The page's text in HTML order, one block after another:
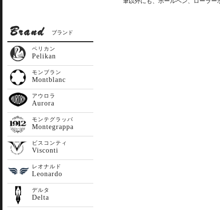
ブランド
ペリカン
Pelikan
モンブラン
Montblanc
アウロラ
Aurora
モンテグラッパ
Montegrappa
ビスコンティ
Visconti
レオナルド
Leonardo
デルタ
Delta